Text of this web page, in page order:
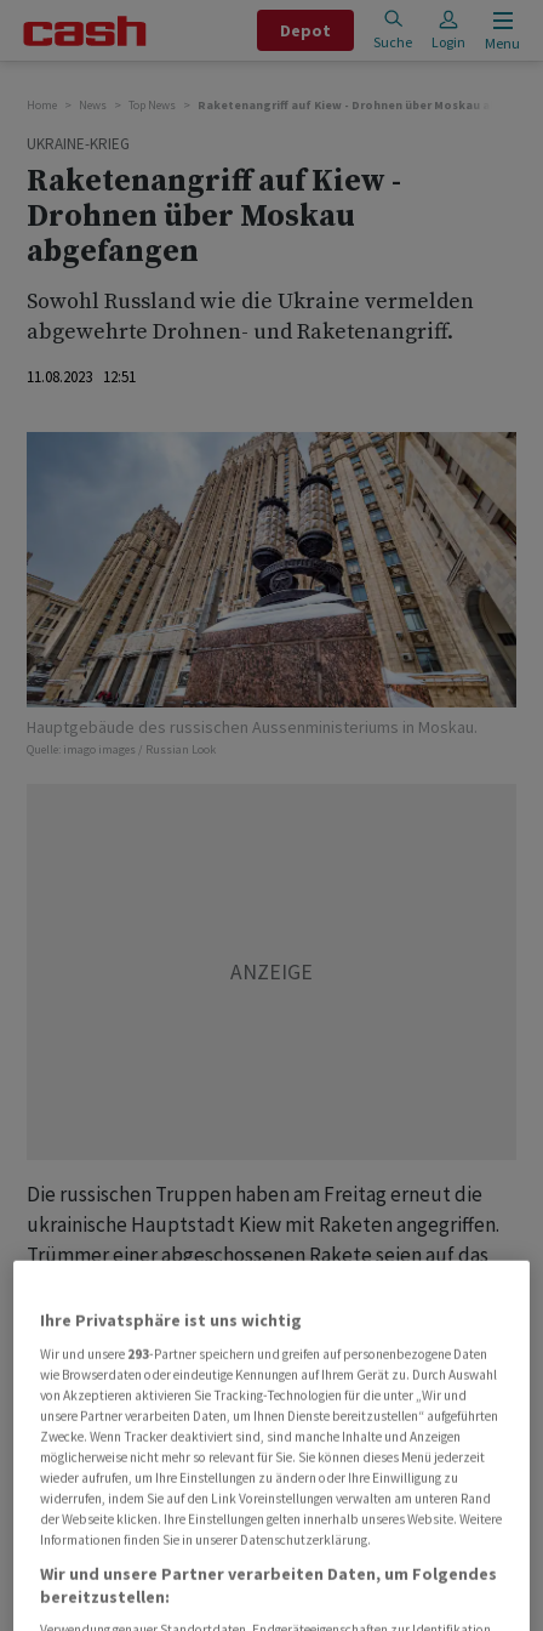
Depot
Suche Login Menu
Home News Top News Raketenangriff auf Kiew - Drohnen über Moskau
UKRAINE-KRIEG
Raketenangriff auf Kiew -
Drohnen über Moskau
abgefangen
Sowohl Russland wie die Ukraine vermelden
abgewehrte Drohnen- und Raketenangriff.
11.08.2023 12:51
Hauptgebäude des russischen Aussenministeriums in Moskau.
Quelle: imago images / Russian Look
Die russischen Truppen haben am Freitag erneut die
ukrainische Hauptstadt Kiew mit Raketen angegriffen.
Trümmer einer abgeschossenen Rakete seien auf das
Bürgermeister Vitali Klitschko auf dem
Kurznachrichtendienst Telegram mit. Verletzt worden
sei niemand, allerdings seien weitere Häuser
beschädigt worden. Auch die russische Hauptstadt
Moskau meldete einen Luftangriff. Dort seien Drohnen
abgefangen worden, teilte das russische
Verteidigungsministerium mit. Zeitweise wurde der
Flugverkehr an den Flughäfen Wnukowo und Kaluga in
Die ukrainische Luftwaffe erklärte, die russischen
Ihre Privatsphäre ist uns wichtig
Wir und unsere 293-Partner speichern und greifen auf personenbezogene Daten
wie Browserdaten oder eindeutige Kennungen auf Ihrem Gerät zu. Durch Auswahl
von Akzeptieren aktivieren Sie Tracking-Technologien für die unter „Wir und
unsere Partner verarbeiten Daten, um Ihnen Dienste bereitzustellen“ aufgeführten
Zwecke. Wenn Tracker deaktiviert sind, sind manche Inhalte und Anzeigen
möglicherweise nicht mehr so relevant für Sie. Sie können dieses Menü jederzeit
wieder aufrufen, um Ihre Einstellungen zu ändern oder Ihre Einwilligung zu
widerrufen, indem Sie auf den Link Voreinstellungen verwalten am unteren Rand
der Webseite klicken. Ihre Einstellungen gelten innerhalb unseres Website. Weitere
Informationen finden Sie in unserer Datenschutzerklärung.
Wir und unsere Partner verarbeiten Daten, um Folgendes
bereitzustellen: